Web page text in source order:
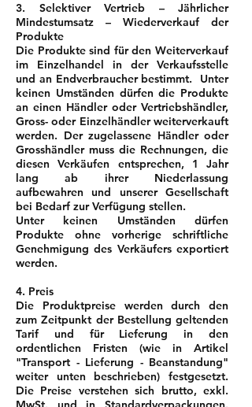
3. Selektiver Vertrieb – Jährlicher
Mindestumsatz – Wiederverkauf der
Produkte
Die Produkte sind für den Weiterverkauf
im Einzelhandel in der Verkaufsstelle
und an Endverbraucher bestimmt. Unter
keinen Umständen dürfen die Produkte
an einen Händler oder Vertriebshändler,
Gross- oder Einzelhändler weiterverkauft
werden. Der zugelassene Händler oder
Grosshändler muss die Rechnungen, die
diesen Verkäufen entsprechen, 1 Jahr
lang ab ihrer Niederlassung
aufbewahren und unserer Gesellschaft
bei Bedarf zur Verfügung stellen.
Unter keinen Umständen dürfen
Produkte ohne vorherige schriftliche
Genehmigung des Verkäufers exportiert
werden.
4. Preis
Die Produktpreise werden durch den
zum Zeitpunkt der Bestellung geltenden
Tarif und für Lieferung in den
ordentlichen Fristen (wie in Artikel
"Transport - Lieferung - Beanstandung"
weiter unten beschrieben) festgesetzt.
Die Preise verstehen sich brutto, exkl.